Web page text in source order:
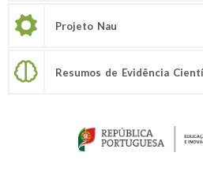
Projeto Nau
Resumos de Evidência